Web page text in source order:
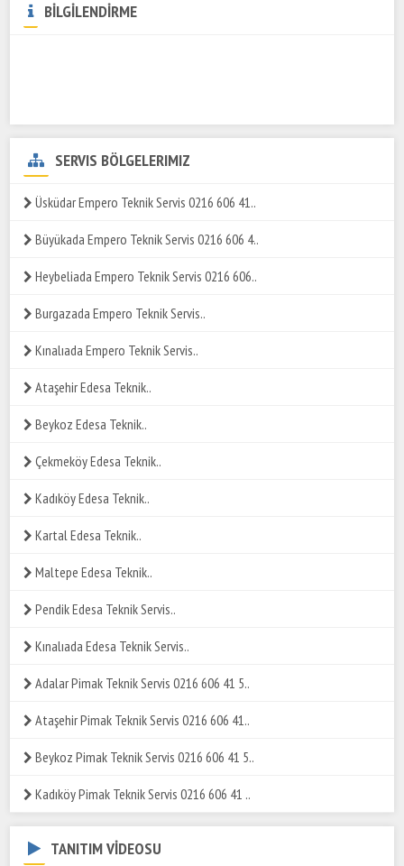
BİLGİLENDİRME
SERVIS BÖLGELERIMIZ
Üsküdar Empero Teknik Servis 0216 606 41..
Büyükada Empero Teknik Servis 0216 606 4..
Heybeliada Empero Teknik Servis 0216 606..
Burgazada Empero Teknik Servis..
Kınalıada Empero Teknik Servis..
Ataşehir Edesa Teknik..
Beykoz Edesa Teknik..
Çekmeköy Edesa Teknik..
Kadıköy Edesa Teknik..
Kartal Edesa Teknik..
Maltepe Edesa Teknik..
Pendik Edesa Teknik Servis..
Kınalıada Edesa Teknik Servis..
Adalar Pimak Teknik Servis 0216 606 41 5..
Ataşehir Pimak Teknik Servis 0216 606 41..
Beykoz Pimak Teknik Servis 0216 606 41 5..
Kadıköy Pimak Teknik Servis 0216 606 41 ..
TANITIM VİDEOSU